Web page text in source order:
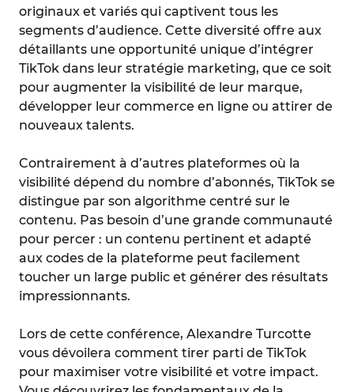
originaux et variés qui captivent tous les
segments d’audience. Cette diversité offre aux
détaillants une opportunité unique d’intégrer
TikTok dans leur stratégie marketing, que ce soit
pour augmenter la visibilité de leur marque,
développer leur commerce en ligne ou attirer de
nouveaux talents.
Contrairement à d’autres plateformes où la
visibilité dépend du nombre d’abonnés, TikTok se
distingue par son algorithme centré sur le
contenu. Pas besoin d’une grande communauté
pour percer : un contenu pertinent et adapté
aux codes de la plateforme peut facilement
toucher un large public et générer des résultats
impressionnants.
Lors de cette conférence, Alexandre Turcotte
vous dévoilera comment tirer parti de TikTok
pour maximiser votre visibilité et votre impact.